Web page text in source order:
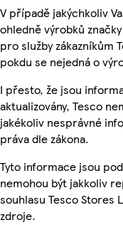
V případě jakýchkoliv
ohledně výrobků
pro služby zákazníkům
pokdu se nejedná o
I přesto, že jsou
aktualizovány, Tesco
jakékoliv nesprávné
práva dle zákona.
Tyto informace jsou
nemohou být jakkoliv
souhlasu Tesco Stores
zdroje.